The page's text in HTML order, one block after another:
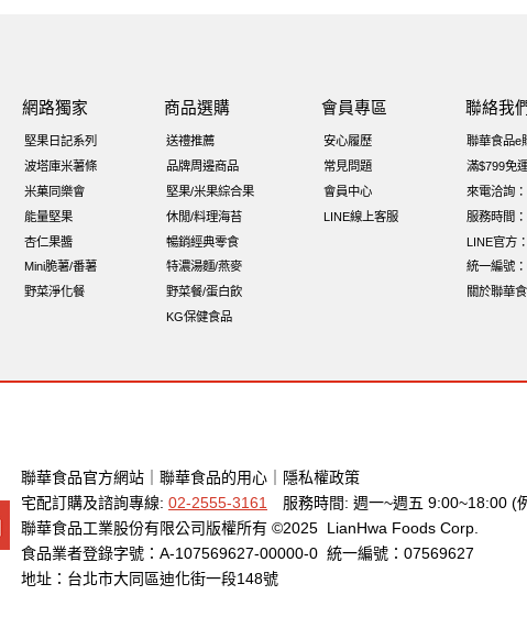
網路獨家
堅果日記系列
波塔庫米薯條
米菓同樂會
能量堅果
杏仁果醬
Mini脆薯/番薯
野菜淨化餐
商品選購
送禮推薦
品牌周邊商品
堅果/米果綜合果
休閒/料理海苔
暢銷經典零食
特濃湯麵/燕麥
野菜餐/蛋白飲
KG保健食品
會員專區
安心履歷
常見問題
會員中心
LINE線上客服
聯絡我
聯華食品e
滿$799免
來電洽詢
服務時間
LINE官方
統一編號
關於聯華
聯華食品官方網站 聯華食品的用心
隱私權政策
宅配訂購及諮詢專線: 02-2555-3161
服務時間: 週一~週五 9:00~18:00 (
聯華食品工業股份有限公司版權所有 ©2025 LianHwa Foods Corp.
食品業者登錄字號：A-107569627-00000-0 統一編號：07569627
地址：台北市大同區迪化街一段148號